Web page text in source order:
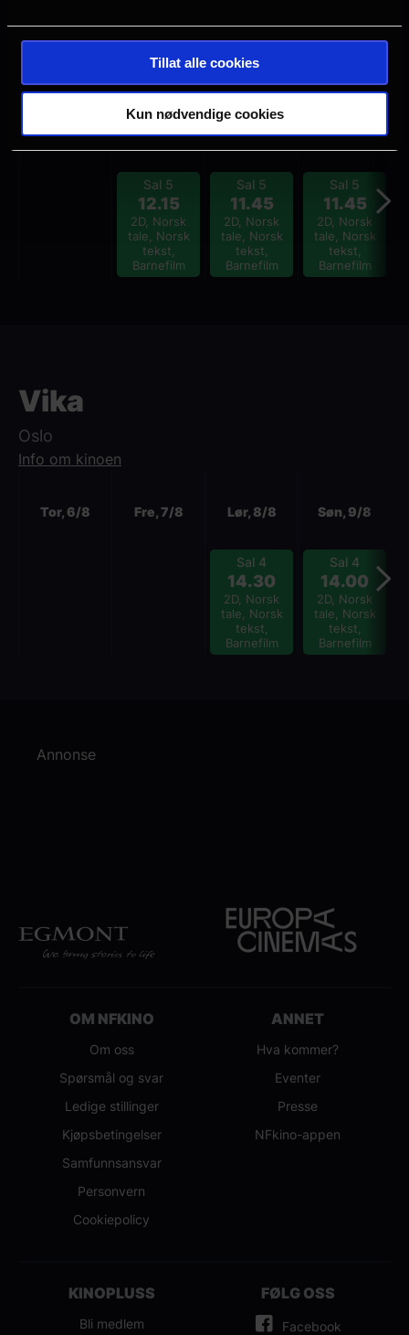
Tillat alle cookies
Kun nødvendige cookies
Ringen
Info om kinoen
Tor, 6/8 Fre, 7/8
Sal 5
12.15
2D, Norsk
tale, Norsk
tekst,
Barnefilm
Lør, 8/8
Sal 5
11.45
2D, Norsk
tale, Norsk
tekst,
Barnefilm
Søn, 9/8
Sal 5
11.45
2D, Norsk
tale, Norsk
tekst,
Barnefilm
Neste
Vika
Oslo
Info om kinoen
Tor, 6/8 Fre, 7/8 Lør, 8/8
Sal 4
14.30
2D, Norsk
tale, Norsk
tekst,
Barnefilm
Søn, 9/8
Sal 4
14.00
2D, Norsk
tale, Norsk
tekst,
Barnefilm
Annonse
OM NFKINO
Om oss
Spørsmål og svar
Ledige stillinger
Kjøpsbetingelser
Samfunnsansvar
Personvern
Cookiepolicy
ANNET
Hva kommer?
Eventer
Presse
NFkino-appen
KINOPLUSS
Bli medlem
FØLG OSS
Facebook